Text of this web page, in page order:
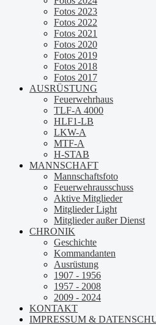
Fotos 2023
Fotos 2022
Fotos 2021
Fotos 2020
Fotos 2019
Fotos 2018
Fotos 2017
AUSRÜSTUNG
Feuerwehrhaus
TLF-A 4000
HLF1-LB
LKW-A
MTF-A
H-STAB
MANNSCHAFT
Mannschaftsfoto
Feuerwehrausschuss
Aktive Mitglieder
Mitglieder Light
Mitglieder außer Dienst
CHRONIK
Geschichte
Kommandanten
Ausrüstung
1907 - 1956
1957 - 2008
2009 - 2024
KONTAKT
IMPRESSUM &